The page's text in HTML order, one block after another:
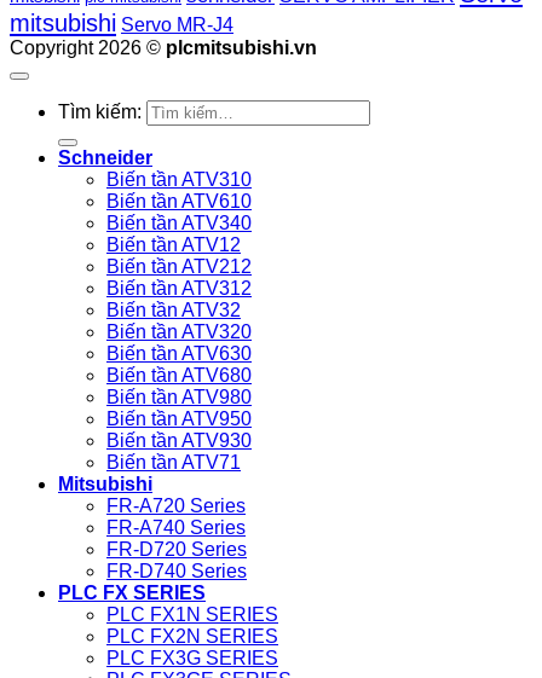
mitsubishi Servo MR-J4
Copyright 2026 © plcmitsubishi.vn
Tìm kiếm:
Schneider
Biến tần ATV310
Biến tần ATV610
Biến tần ATV340
Biến tần ATV12
Biến tần ATV212
Biến tần ATV312
Biến tần ATV32
Biến tần ATV320
Biến tần ATV630
Biến tần ATV680
Biến tần ATV980
Biến tần ATV950
Biến tần ATV930
Biến tần ATV71
Mitsubishi
FR-A720 Series
FR-A740 Series
FR-D720 Series
FR-D740 Series
PLC FX SERIES
PLC FX1N SERIES
PLC FX2N SERIES
PLC FX3G SERIES